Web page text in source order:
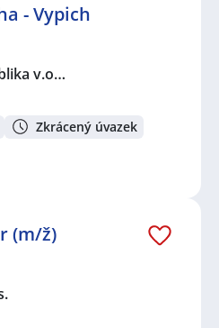
- Vypich
v.o…
Zkrácený úvazek
(m/ž)